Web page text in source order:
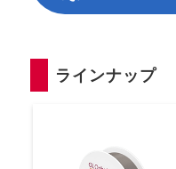
ラインナップ